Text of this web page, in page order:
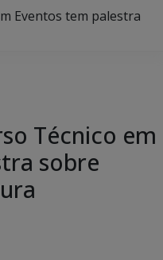
Eventos tem palestra
Técnico em
sobre